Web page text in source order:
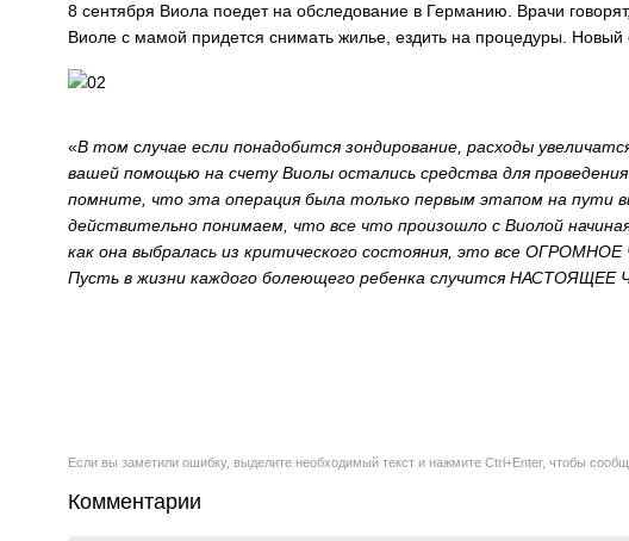
8 сентября Виола поедет на обследование в Германию. Врачи
Виоле с мамой придется снимать жилье, ездить на процедуры.
«В том случае если понадобится зондирование, расходы
вашей помощью на счету Виолы остались средства для
помните, что эта операция была только первым этапом на пути
действительно понимаем, что все что произошло с Виолой
как она выбралась из критического состояния, это все
Пусть в жизни каждого болеющего ребенка случится НАСТОЯЩЕЕ
Если вы заметили ошибку, выделите необходимый текст и нажмите Ctrl+Enter, чтобы
Комментарии